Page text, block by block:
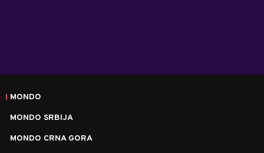
MONDO
MONDO SRBIJA
MONDO CRNA GORA